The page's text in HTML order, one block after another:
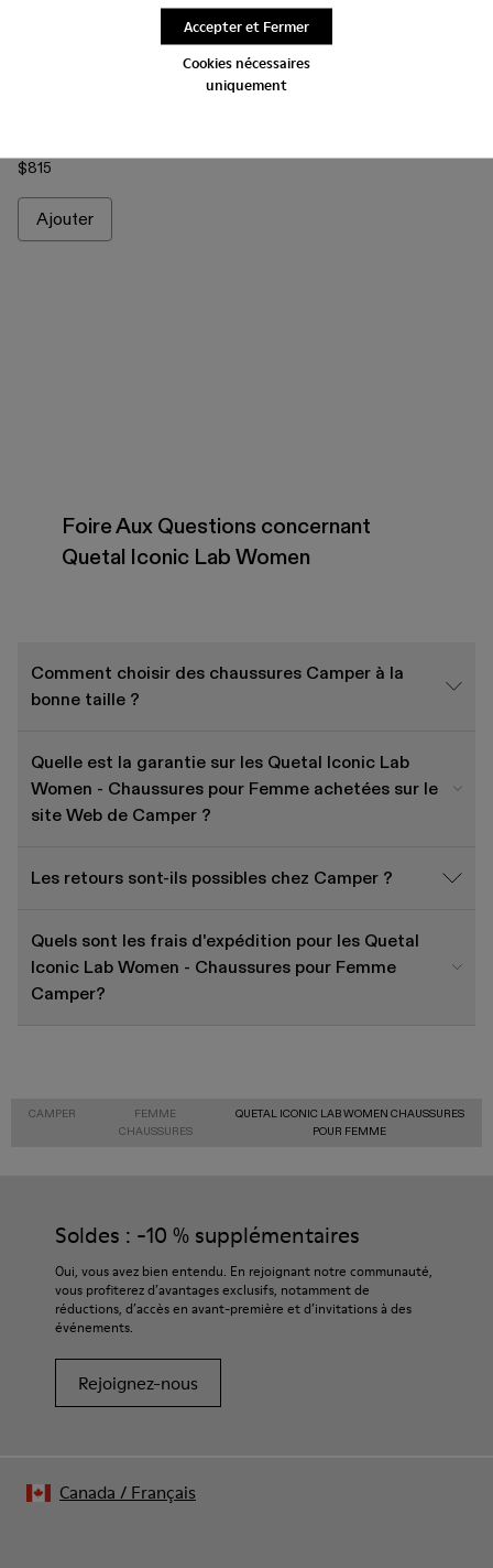
Cookies nécessaires
uniquement
Accepter et Fermer
$815
Ajouter
Foire Aux Questions concernant
Quetal Iconic Lab Women
Comment choisir des chaussures Camper à la
bonne taille ?
Quelle est la garantie sur les Quetal Iconic Lab
Women - Chaussures pour Femme achetées sur le
site Web de Camper ?
Les retours sont-ils possibles chez Camper ?
Quels sont les frais d'expédition pour les Quetal
Iconic Lab Women - Chaussures pour Femme
Camper?
CAMPER
FEMME
CHAUSSURES
QUETAL ICONIC LAB WOMEN CHAUSSURES
POUR FEMME
Soldes : -10 % supplémentaires
Oui, vous avez bien entendu. En rejoignant notre communauté,
vous profiterez d’avantages exclusifs, notamment de
réductions, d’accès en avant-première et d’invitations à des
événements.
Rejoignez-nous
Canada / Français